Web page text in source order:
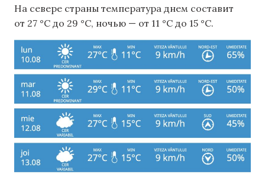
На севере страны температура днем ​​составит
от 27 °C до 29 °C, ночью — от 11 °C до 15 °C.